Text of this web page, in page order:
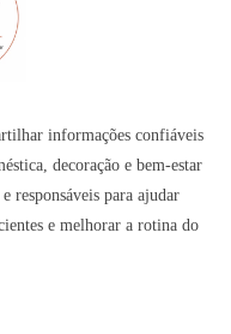
informações confiáveis
decoração e bem-estar
responsáveis para ajudar
e melhorar a rotina do